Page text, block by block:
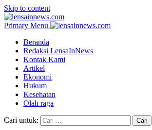
Skip to content
Primary Menu
Beranda
Redaksi LensaInNews
Kontak Kami
Artikel
Ekonomi
Hukum
Kesehatan
Olah raga
Cari untuk: